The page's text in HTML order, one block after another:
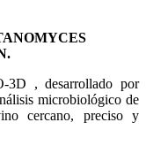
3D , desarrollado por
microbiológico de
cercano, preciso y